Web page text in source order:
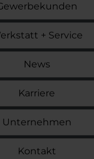
+ Service
News
Karriere
Unternehmen
Kontakt